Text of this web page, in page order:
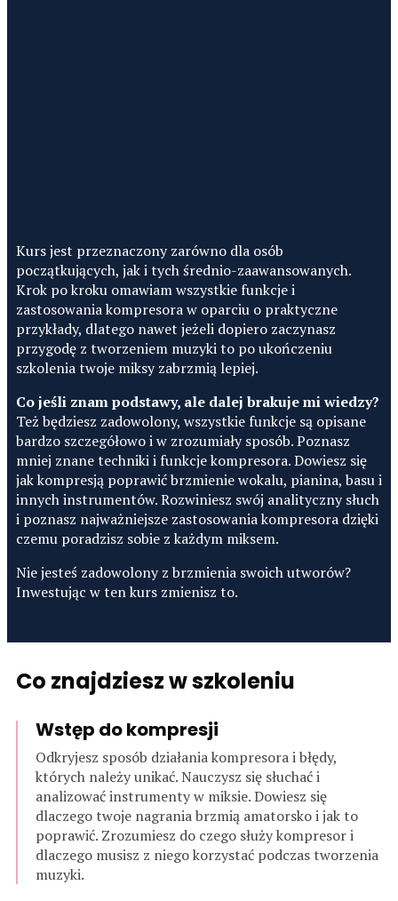
Kurs jest przeznaczony zarówno dla osób
początkujących, jak i tych średnio-zaawansowanych.
Krok po kroku omawiam wszystkie funkcje i
zastosowania kompresora w oparciu o praktyczne
przykłady, dlatego nawet jeżeli dopiero zaczynasz
przygodę z tworzeniem muzyki to po ukończeniu
szkolenia twoje miksy zabrzmią lepiej.
Co jeśli znam podstawy, ale dalej brakuje mi wiedzy?
Też będziesz zadowolony, wszystkie funkcje są opisane
bardzo szczegółowo i w zrozumiały sposób. Poznasz
mniej znane techniki i funkcje kompresora. Dowiesz się
jak kompresją poprawić brzmienie wokalu, pianina, basu i
innych instrumentów. Rozwiniesz swój analityczny słuch
i poznasz najważniejsze zastosowania kompresora dzięki
czemu poradzisz sobie z każdym miksem.
Nie jesteś zadowolony z brzmienia swoich utworów?
Inwestując w ten kurs zmienisz to.
Co znajdziesz w szkoleniu
Wstęp do kompresji
Odkryjesz sposób działania kompresora i błędy,
których należy unikać. Nauczysz się słuchać i
analizować instrumenty w miksie. Dowiesz się
dlaczego twoje nagrania brzmią amatorsko i jak to
poprawić. Zrozumiesz do czego służy kompresor i
dlaczego musisz z niego korzystać podczas tworzenia
muzyki.